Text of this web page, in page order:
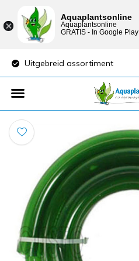
Uitgebreid assortiment
Aquaplantsonline
Aquaplantsonline
GRATIS - In Google Play